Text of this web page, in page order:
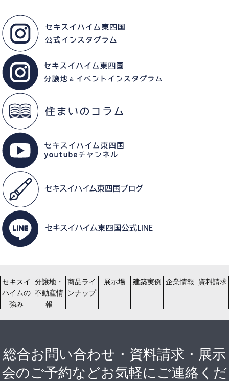
セキスイ
ハイムの
強み
分譲地・
不動産情
報
商品ライ
ンナップ
展示場 建築実例 企業情報 資料請求
総合お問い合わせ・資料請求・展示
会のご予約などお気軽にご連絡くだ